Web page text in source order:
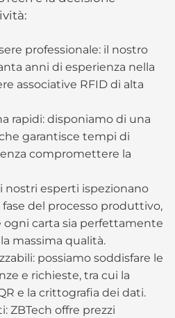
professionale: il nostro
anni di esperienza nella
associative RFID di alta
rapidi: disponiamo di una
garantisce tempi di
compromettere la
nostri esperti ispezionano
del processo produttivo,
ogni carta sia perfettamente
massima qualità.
possiamo soddisfare le
e richieste, tra cui la
e la crittografia dei dati.
ZBTech offre prezzi